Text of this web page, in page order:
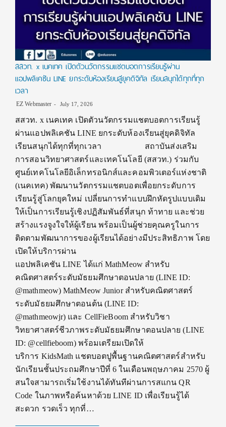
สสวท. x เนคเทค เปิดตัวนวัตกรรมแชตบอตการเรียนรู้ผ่าน
แอปพลิเคชัน LINE ยกระดับห้องเรียนสู่ยุคดิจิทัล เรียนสนุกได้ทุกที่ทุก
เวลา
EZ Webmaster July 17, 2026
สสวท. x เนคเทค เปิดตัวนวัตกรรมแชตบอตการเรียนรู้
ผ่านแอปพลิเคชัน LINE ยกระดับห้องเรียนสู่ยุคดิจิทัล
เรียนสนุกได้ทุกที่ทุกเวลา สถาบันส่งเสริม
การสอนวิทยาศาสตร์และเทคโนโลยี (สสวท.) ร่วมกับ
ศูนย์เทคโนโลยีอิเล็กทรอนิกส์และคอมพิวเตอร์แห่งชาติ
(เนคเทค) พัฒนานวัตกรรมแชตบอตเพื่อยกระดับการ
เรียนรู้สู่โลกยุคใหม่ เปลี่ยนการทำแบบฝึกหัดรูปแบบเดิม
ให้เป็นการเรียนรู้เชิงปฏิสัมพันธ์ที่สนุก ท้าทาย และช่วย
สร้างแรงจูงใจให้ผู้เรียน พร้อมเป็นผู้ช่วยคุณครูในการ
ติดตามพัฒนาการของผู้เรียนได้อย่างมีประสิทธิภาพ โดย
เปิดให้บริการผ่าน
แอปพลิเคชัน LINE ได้แก่ MathMeow สำหรับ
คณิตศาสตร์ระดับมัธยมศึกษาตอนปลาย (LINE ID:
@mathmeow) MathMeow Junior สำหรับคณิตศาสตร์
ระดับมัธยมศึกษาตอนต้น (LINE ID:
@mathmeowjr) และ CellFieBoom สำหรับวิชา
วิทยาศาสตร์ชีวภาพระดับมัธยมศึกษาตอนปลาย (LINE
ID: @cellfieboom) พร้อมเตรียมเปิดให้
บริการ KidsMath แชตบอตปูพื้นฐานคณิตศาสตร์สำหรับ
นักเรียนชั้นประถมศึกษาปีที่ 6 ในเดือนพฤษภาคม 2570 ผู้
สนใจสามารถเริ่มใช้งานได้ทันทีผ่านการสแกน QR
Code ในภาพหรือค้นหาด้วย LINE ID เพื่อเรียนรู้ได้
สะดวก รวดเร็ว ทุกที่…